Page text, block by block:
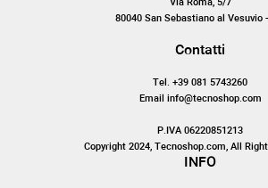
Via Roma, 5/7
80040 San Sebastiano al Vesuvio
Contatti
Tel. +39 081 5743260
Email info@tecnoshop.com
P.IVA 06220851213
Copyright 2024, Tecnoshop.com, All
INFO